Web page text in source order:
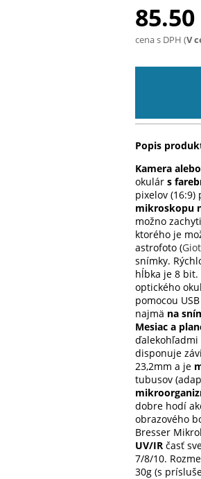
85.50
cena s DPH (V
Popis
Kamera
okulárs
pixelov (16:9)
mikroskopu
možno
ktorého je
astrofoto (
snímky.
hĺbka je 8
optického
pomocou
najmä na
Mesiac a
ďalekohľadmi
disponuje
23,2mm a je
tubusov
dobre hodí
obrazového
Bresser
UV/IR časť
7/8/10.
30g (s